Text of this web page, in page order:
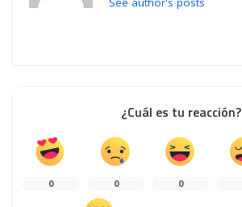
¿Cuál es tu reacción?
0 0 0